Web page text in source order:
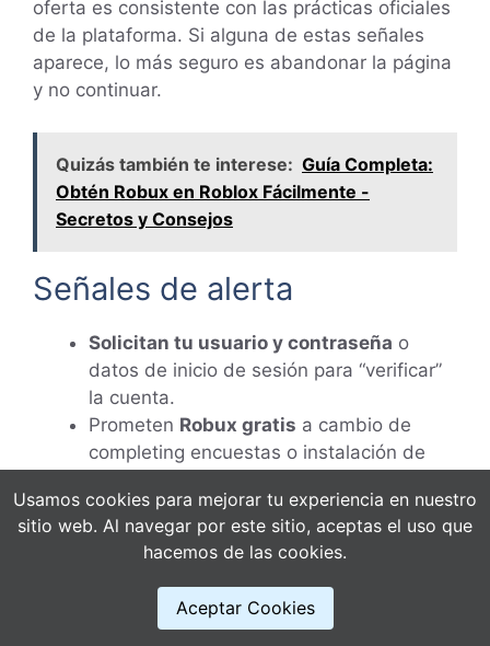
oferta es consistente con las prácticas oficiales
de la plataforma. Si alguna de estas señales
aparece, lo más seguro es abandonar la página
y no continuar.
Quizás también te interese: Guía Completa:
Obtén Robux en Roblox Fácilmente -
Secretos y Consejos
Señales de alerta
Solicitan tu usuario y contraseña o
datos de inicio de sesión para “verificar”
la cuenta.
Prometen Robux gratis a cambio de
completing encuestas o instalación de
Extensiones o programas que deben
instalarse para obtener la recompensa.
Dominios que imitan a Roblox o que
presentan errores de seguridad
aparentes.
Usamos cookies para mejorar tu experiencia en nuestro
sitio web. Al navegar por este sitio, aceptas el uso que
hacemos de las cookies.
Aceptar Cookies